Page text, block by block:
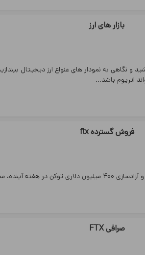
بازار های ارز
و نگاهی به نمودار های عنواع ارز دیجیتال
اتریوم باشد.‌‌..
فروش گسترده ftx
صرافی FTX